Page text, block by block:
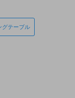
グテーブル